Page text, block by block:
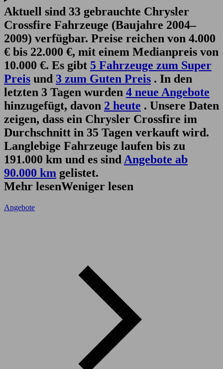
Aktuell sind 33 gebrauchte Chrysler
Crossfire Fahrzeuge (Baujahre 2004–
2009) verfügbar. Preise reichen von 4.000
€ bis 22.000 €, mit einem Medianpreis von
10.000 €. Es gibt 5 Fahrzeuge zum Super
Preis und 3 zum Guten Preis . In den
letzten 3 Tagen wurden 4 neue Angebote
hinzugefügt, davon 2 heute . Unsere Daten
zeigen, dass ein Chrysler Crossfire im
Durchschnitt in 35 Tagen verkauft wird.
Langlebige Fahrzeuge laufen bis zu
191.000 km und es sind Angebote ab
90.000 km gelistet.
Mehr lesenWeniger lesen
Angebote